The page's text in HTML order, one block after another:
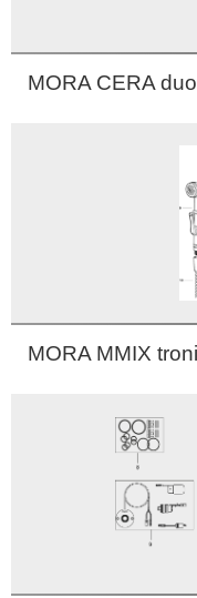
MORA CERA
MORA MMIX